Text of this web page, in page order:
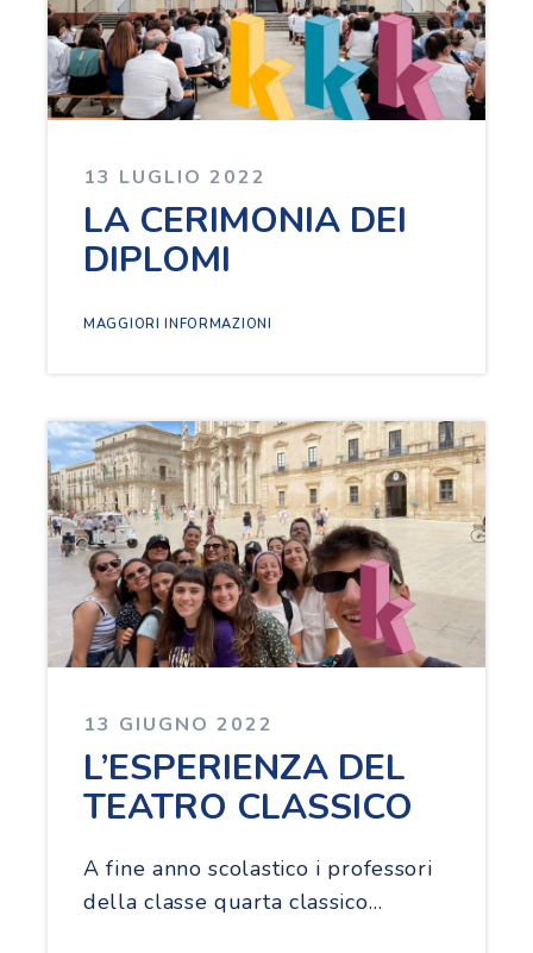
13 LUGLIO 2022
LA CERIMONIA DEI
DIPLOMI
MAGGIORI INFORMAZIONI
13 GIUGNO 2022
L’ESPERIENZA DEL
TEATRO CLASSICO
A fine anno scolastico i professori
della classe quarta classico…